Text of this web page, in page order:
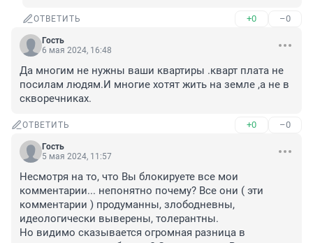
ОТВЕТИТЬ +0 –0
Гость
6 мая 2024, 16:48
Да многим не нужны ваши квартиры .кварт плата не
посилам людям.И многие хотят жить на земле ,а не в
скворечниках.
ОТВЕТИТЬ +0 –0
Гость
5 мая 2024, 11:57
Несмотря на то, что Вы блокируете все мои
комментарии... непонятно почему? Все они ( эти
комментарии ) продуманны, злободневны,
идеологически выверены, толерантны.
Но видимо сказывается огромная разница в